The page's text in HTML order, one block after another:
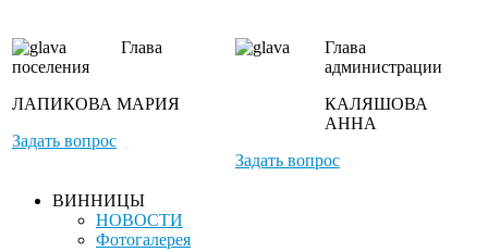
Глава
поселения
ЛАПИКОВА МАРИЯ
Задать вопрос
Глава
администрации
КАЛЯШОВА
АННА
Задать вопрос
ВИННИЦЫ
НОВОСТИ
Фотогалерея